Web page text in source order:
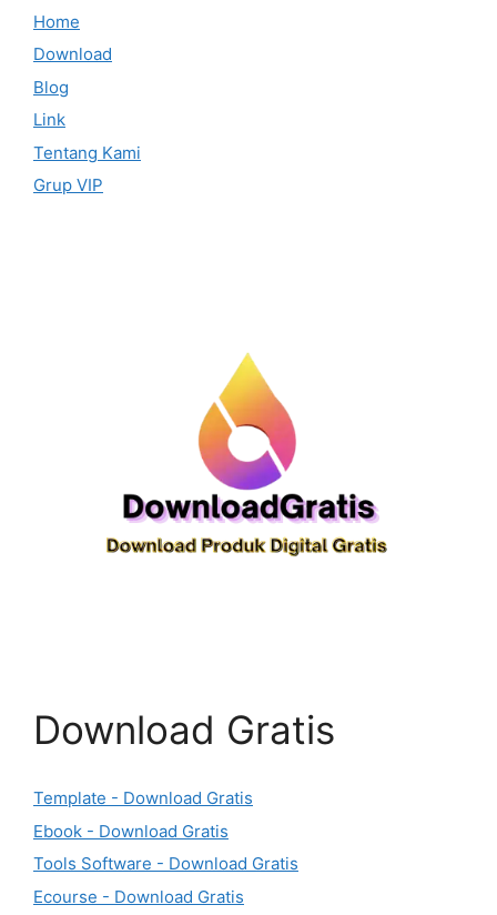
Home
Download
Blog
Link
Tentang Kami
Grup VIP
Download Gratis
Template - Download Gratis
Ebook - Download Gratis
Tools Software - Download Gratis
Ecourse - Download Gratis